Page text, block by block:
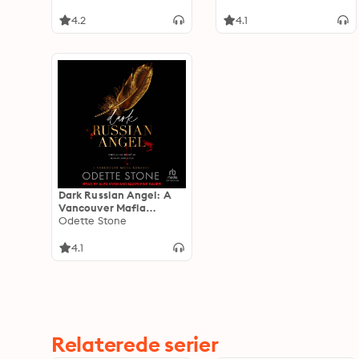
4.2 4.1
Dark Russian Angel: A
Vancouver Mafia
Romance
Odette Stone
4.1
Relaterede serier